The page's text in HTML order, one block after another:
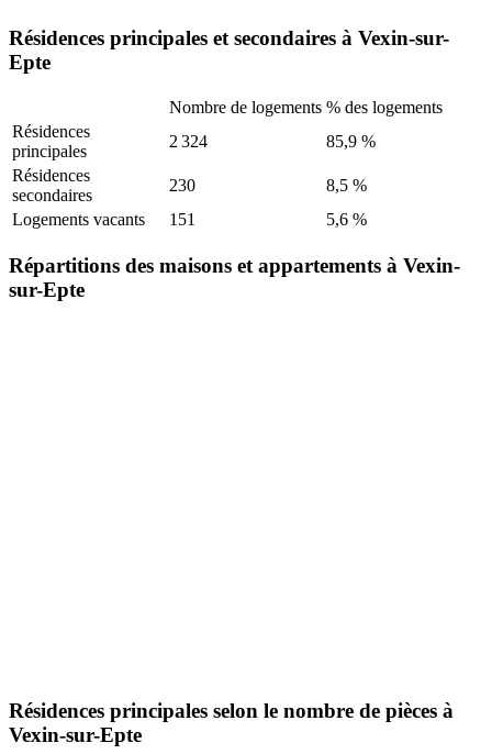
Résidences principales et secondaires à Vexin-sur-
Epte
Nombre de logements % des logements
Résidences
principales
2 324
85,9 %
Résidences
secondaires
230
8,5 %
Logements vacants
151 5,6 %
Répartitions des maisons et appartements à Vexin-
sur-Epte
Résidences principales selon le nombre de pièces à
Vexin-sur-Epte